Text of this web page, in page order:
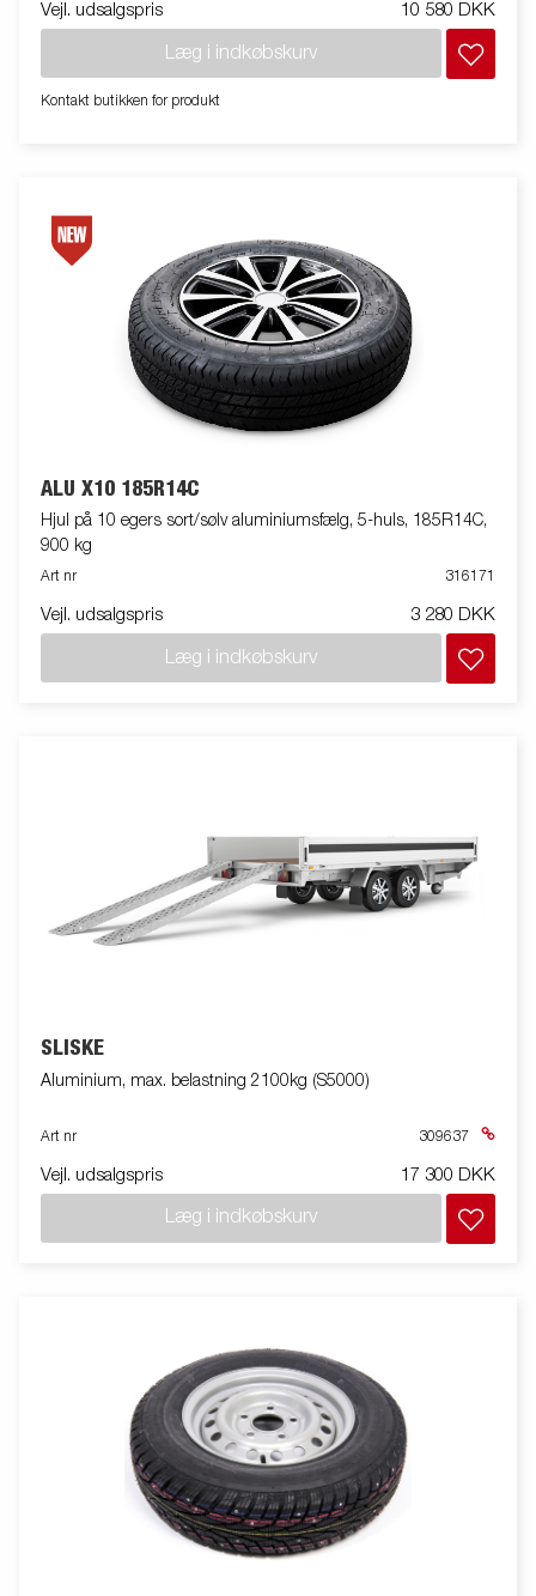
Vejl. udsalgspris 10 580 DKK
Læg i indkøbskurv
Kontakt butikken for produkt
ALU X10 185R14C
Hjul på 10 egers sort/sølv aluminiumsfælg, 5-huls, 185R14C,
900 kg
Art nr 316171
Vejl. udsalgspris 3 280 DKK
Læg i indkøbskurv
SLISKE
Aluminium, max. belastning 2100kg (S5000)
Art nr 309637
Vejl. udsalgspris 17 300 DKK
Læg i indkøbskurv